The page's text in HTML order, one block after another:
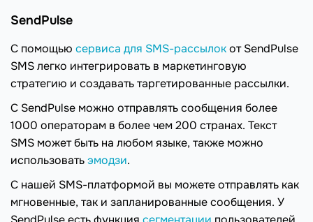
SendPulse
С помощью сервиса для SMS-рассылокот SendPulse
SMS легко интегрировать в маркетинговую
стратегию и создавать таргетированные рассылки.
С SendPulse можно отправлять сообщения более
1000 операторам в более чем 200 странах. Текст
SMS может быть на любом языке, также можно
использоватьэмодзи.
С нашей SMS-платформой вы можете отправлять как
мгновенные, так и запланированные сообщения. У